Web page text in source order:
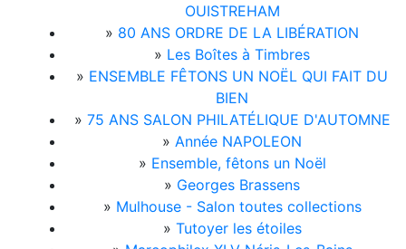
OUISTREHAM
» 80 ANS ORDRE DE LA LIBÉRATION
» Les Boîtes à Timbres
» ENSEMBLE FÊTONS UN NOËL QUI FAIT DU
BIEN
» 75 ANS SALON PHILATÉLIQUE D'AUTOMNE
» Année NAPOLEON
» Ensemble, fêtons un Noël
» Georges Brassens
» Mulhouse - Salon toutes collections
» Tutoyer les étoiles